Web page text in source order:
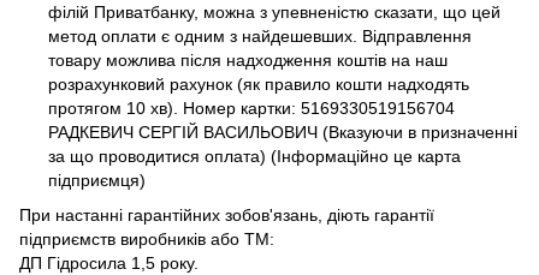
філій Приватбанку, можна з упевненістю сказати, що цей
метод оплати є одним з найдешевших. Відправлення
товару можлива після надходження коштів на наш
розрахунковий рахунок (як правило кошти надходять
протягом 10 хв). Номер картки: 5169330519156704
РАДКЕВИЧ СЕРГІЙ ВАСИЛЬОВИЧ (Вказуючи в призначенні
за що проводитися оплата) (Інформаційно це карта
підприємця)
При настанні гарантійних зобов'язань, діють гарантії
підприємств виробників або ТМ:
ДП Гідросила 1,5 року.